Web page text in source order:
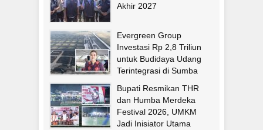
Akhir 2027
Evergreen Group
Investasi Rp 2,8 Triliun
untuk Budidaya Udang
Terintegrasi di Sumba
Bupati Resmikan THR
dan Humba Merdeka
Festival 2026, UMKM
Jadi Inisiator Utama